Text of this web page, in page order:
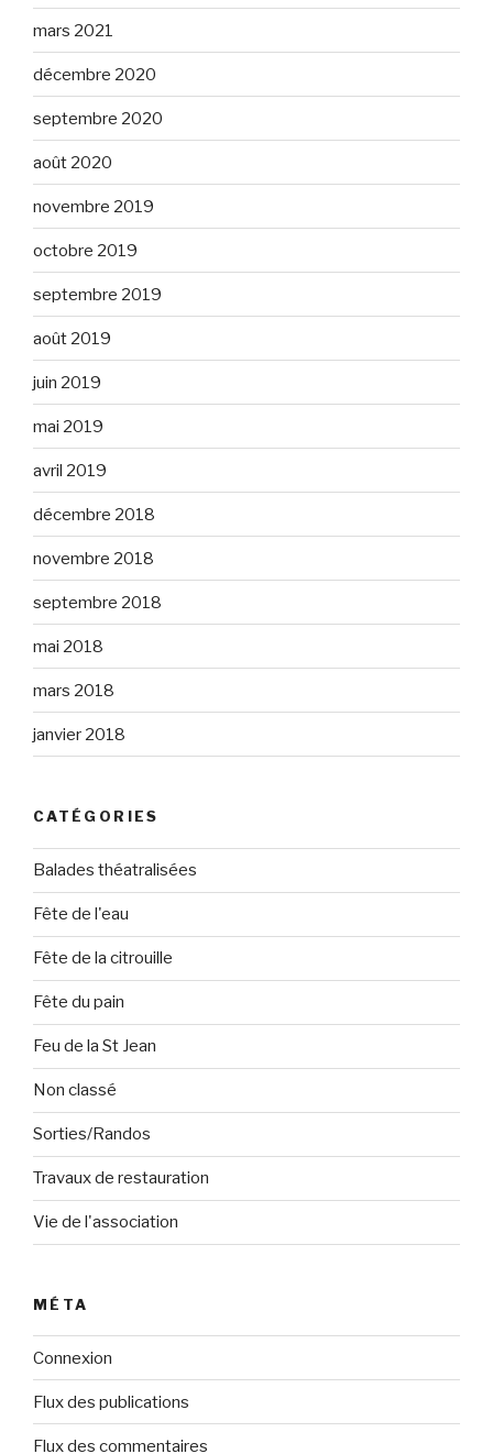
mars 2021
décembre 2020
septembre 2020
août 2020
novembre 2019
octobre 2019
septembre 2019
août 2019
juin 2019
mai 2019
avril 2019
décembre 2018
novembre 2018
septembre 2018
mai 2018
mars 2018
janvier 2018
CATÉGORIES
Balades théatralisées
Fête de l'eau
Fête de la citrouille
Fête du pain
Feu de la St Jean
Non classé
Sorties/Randos
Travaux de restauration
Vie de l'association
MÉTA
Connexion
Flux des publications
Flux des commentaires